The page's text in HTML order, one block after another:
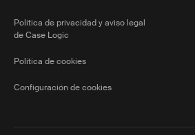
Política de privacidad y aviso legal
de Case Logic
Política de cookies
Configuración de cookies